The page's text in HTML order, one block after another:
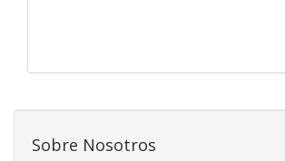
Sobre Nosotros